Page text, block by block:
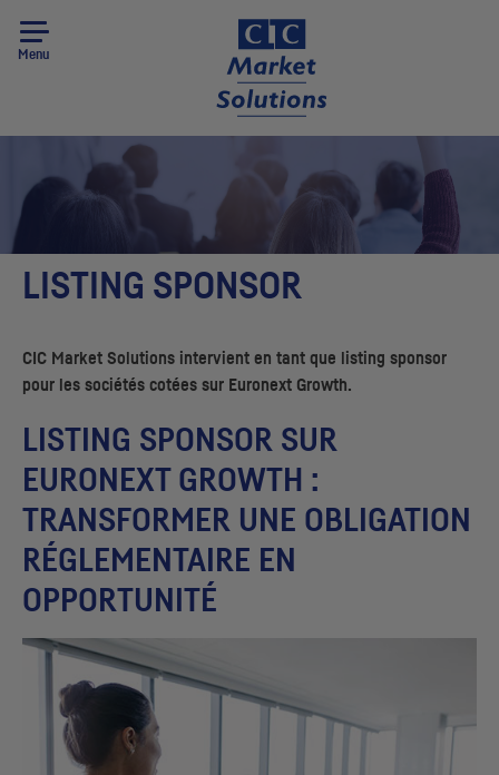
Menu
LISTING SPONSOR
CIC Market Solutions intervient en tant que listing sponsor
pour les sociétés cotées sur Euronext Growth.
LISTING SPONSOR SUR
EURONEXT GROWTH :
TRANSFORMER UNE OBLIGATION
RÉGLEMENTAIRE EN
OPPORTUNITÉ